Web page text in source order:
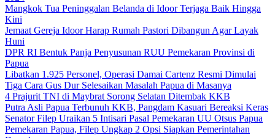
Mangkok Tua Peninggalan Belanda di Idoor Terjaga Baik Hingga
Kini
Jemaat Gereja Idoor Harap Rumah Pastori Dibangun Agar Layak
Huni
DPR RI Bentuk Panja Penyusunan RUU Pemekaran Provinsi di
Papua
Libatkan 1.925 Personel, Operasi Damai Cartenz Resmi Dimulai
Tiga Cara Gus Dur Selesaikan Masalah Papua di Masanya
4 Prajurit TNI di Maybrat Sorong Selatan Ditembak KKB
Putra Asli Papua Terbunuh KKB, Pangdam Kasuari Bereaksi Keras
Senator Filep Uraikan 5 Intisari Pasal Pemekaran UU Otsus Papua
Pemekaran Papua, Filep Ungkap 2 Opsi Siapkan Pemerintahan